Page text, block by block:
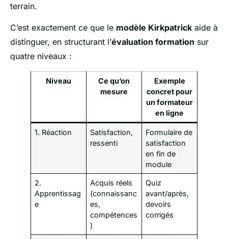
terrain.
C’est exactement ce que le modèle Kirkpatrick aide à
distinguer, en structurant l’évaluation formation sur
quatre niveaux :
Niveau
Ce qu’on
mesure
Exemple
concret pour
un formateur
en ligne
1. Réaction
Satisfaction,
ressenti
Formulaire de
satisfaction
en fin de
module
2.
Apprentissag
e
Acquis réels
(connaissanc
es,
compétences
)
Quiz
avant/après,
devoirs
corrigés